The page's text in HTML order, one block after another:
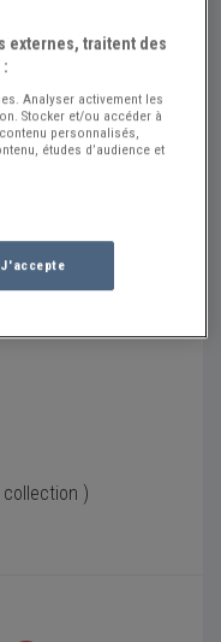
)
externes, traitent des
Analyser activement les
Stocker et/ou accéder à
personnalisés,
études d’audience et
J'accepte